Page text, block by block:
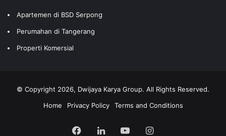
Apartemen di BSD Serpong
Perumahan di Tangerang
Properti Komersial
© Copyright 2026, Dwijaya Karya Group. All Rights Reserved.
Home
Privacy Policy Terms and Conditions
Facebook
LinkedInYouTubeInstagram